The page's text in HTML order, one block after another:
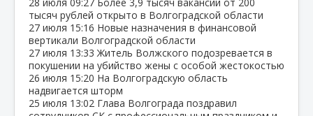
тысяч рублей открыто в Волгоградской области
27 июля 15:16 Новые назначения в финансовой
вертикали Волгоградской области
27 июля 13:33 Житель Волжского подозревается в
покушении на убийство жены с особой жестокостью
26 июля 15:20 На Волгоградскую область
надвигается шторм
25 июля 13:02 Глава Волгограда поздравил